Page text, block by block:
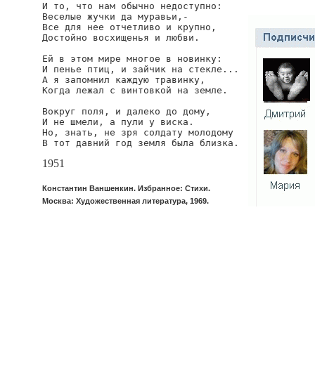
И то, что нам обычно недоступно:
Веселые жучки да муравьи,-
Все для нее отчетливо и крупно,
Достойно восхищенья и любви.
Ей в этом мире многое в новинку:
И пенье птиц, и зайчик на стекле...
А я запомнил каждую травинку,
Когда лежал с винтовкой на земле.
Вокруг поля, и далеко до дому,
И не шмели, а пули у виска.
Но, знать, не зря солдату молодому
В тот давний год земля была близка.
1951
Константин Ваншенкин. Избранное: Стихи.
Москва: Художественная литература, 1969.